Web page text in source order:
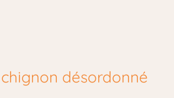
désordonné